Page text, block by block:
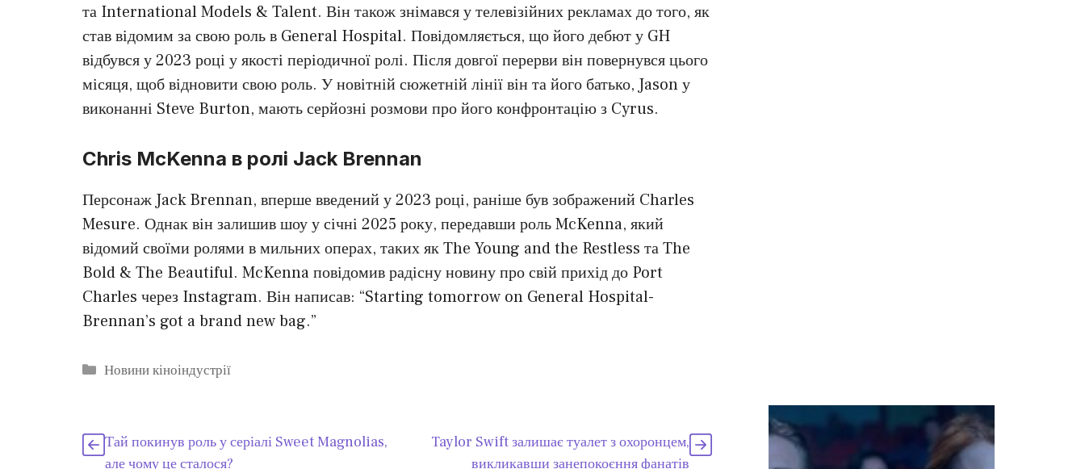
та International Models & Talent. Він також знімався у телевізійних рекламах до того, як
став відомим за свою роль в General Hospital. Повідомляється, що його дебют у GH
відбувся у 2023 році у якості періодичної ролі. Після довгої перерви він повернувся цього
місяця, щоб відновити свою роль. У новітній сюжетній лінії він та його батько, Jason у
виконанні Steve Burton, мають серйозні розмови про його конфронтацію з Cyrus.
Chris McKenna в ролі Jack Brennan
Персонаж Jack Brennan, вперше введений у 2023 році, раніше був зображений Charles
Mesure. Однак він залишив шоу у січні 2025 року, передавши роль McKenna, який
відомий своїми ролями в мильних операх, таких як The Young and the Restless та The
Bold & The Beautiful. McKenna повідомив радісну новину про свій прихід до Port
Charles через Instagram. Він написав: “Starting tomorrow on General Hospital-
Brennan’s got a brand new bag.”
Категорії
Новини кіноіндустрії
Тай покинув роль у серіалі Sweet Magnolias,
але чому це сталося?
Taylor Swift залишає туалет з охоронцем,
викликавши занепокоєння фанатів